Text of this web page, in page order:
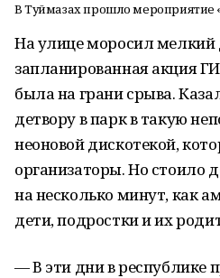
В Туймазах прошло мероприятие
На улице моросил мелкий
запланированная акция
была на грани срыва.
детвору в парк в такую
неоновой дискотекой,
организаторы. Но стоило
на несколько минут, как
дети, подростки и их
— В эти дни в республике